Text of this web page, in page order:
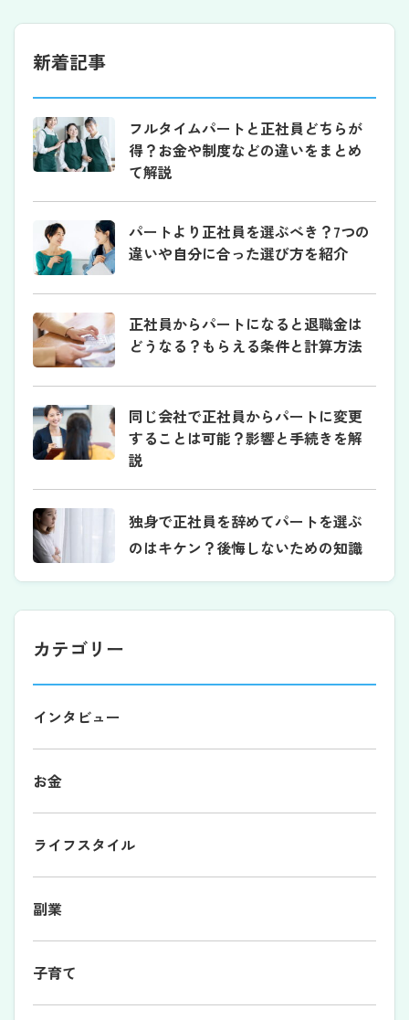
新着記事
フルタイムパートと正社員どちらが
得？お金や制度などの違いをまとめ
て解説
パートより正社員を選ぶべき？7つの
違いや自分に合った選び方を紹介
正社員からパートになると退職金は
どうなる？もらえる条件と計算方法
同じ会社で正社員からパートに変更
することは可能？影響と手続きを解
説
独身で正社員を辞めてパートを選ぶ
のはキケン？後悔しないための知識
カテゴリー
インタビュー
お金
ライフスタイル
副業
子育て